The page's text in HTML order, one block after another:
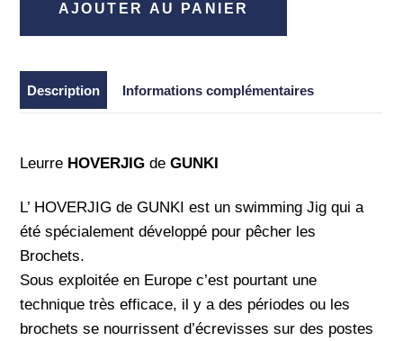
-
AJOUTER AU PANIER
Description Informations complémentaires
Leurre HOVERJIG deGUNKI
L’ HOVERJIG de GUNKI est un swimming Jig qui a
été spécialement développé pour pêcher les
Brochets.
Sous exploitée en Europe c’est pourtant une
technique très efficace, il y a des périodes ou les
brochets se nourrissent d’écrevisses sur des postes